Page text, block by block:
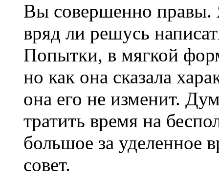
Вы совершенно правы.
вряд ли решусь
Попытки, в мягкой
но как она сказала
она его не изменит.
тратить время на
большое за уделенное
совет.